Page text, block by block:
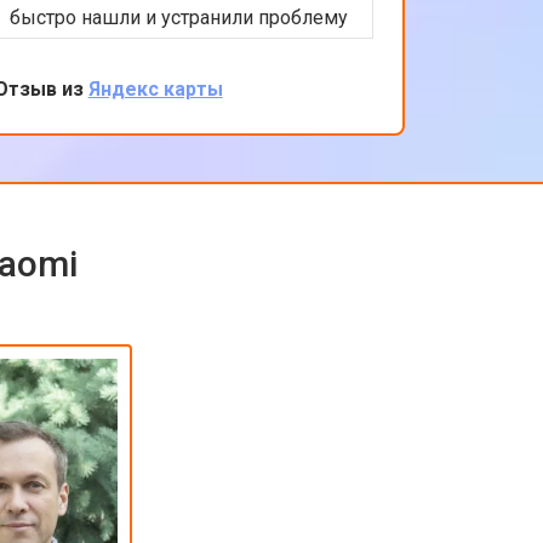
быстро нашли и устранили проблему
с подключением. Цены адекватные,
обслуживание на высоком уровне.
из Яндекс карты